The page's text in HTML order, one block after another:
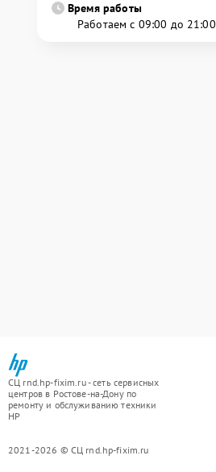
Время работы
Работаем с 09:00 до 21:00
СЦ rnd.hp-fixim.ru - сеть сервисных
центров в Ростове-на-Дону по
ремонту и обслуживанию техники
HP
2021-2026 © СЦ rnd.hp-fixim.ru